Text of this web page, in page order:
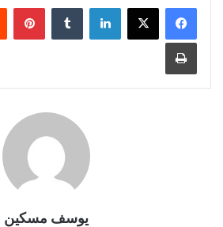
لينكدإن
طباعة
يوسف مسكين